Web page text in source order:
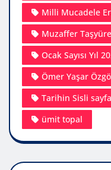
Milli Mucadele
Muzaffer
Ocak Sayısı Yıl
Ömer Yaşar
Tarihin Sisli
ümit topal